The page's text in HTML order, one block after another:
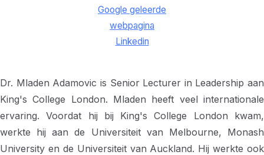
Google geleerde
webpagina
Linkedin
Dr. Mladen Adamovic is Senior Lecturer in Leadership aan
King's College London. Mladen heeft veel internationale
ervaring. Voordat hij bij King's College London kwam,
werkte hij aan de Universiteit van Melbourne, Monash
University en de Universiteit van Auckland. Hij werkte ook